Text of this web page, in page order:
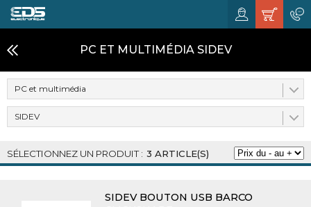
PC ET MULTIMÉDIA SIDEV
PC et multimédia
SIDEV
3 ARTICLE(S)
SIDEV BOUTON USB BARCO